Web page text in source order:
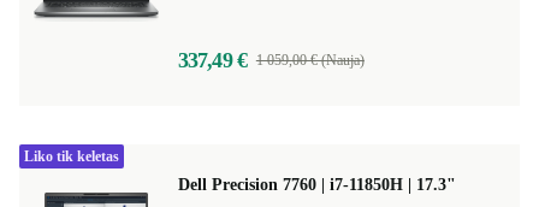
337,49 € 1 059,00 € (Nauja)
Dell Precision 7760 | i7-11850H | 17.3"
Liko tik keletas